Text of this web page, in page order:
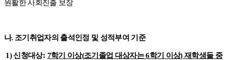
원활한 사회진출 보장
나. 조기취업자의 출석인정 및 성적부여 기준
1)신청대상: 7학기 이상(조기졸업 대상자는6학기 이상)재학생들 중